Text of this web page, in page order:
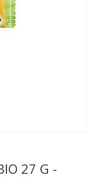
27 G -